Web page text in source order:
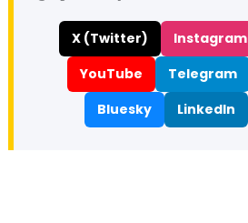
X (Twitter) Instagram
YouTube
Telegram
Bluesky
LinkedIn